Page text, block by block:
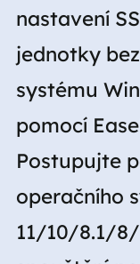
nastavení
jednotky
systému
pomocí
Postupujte
operačního
11/10/8.1/